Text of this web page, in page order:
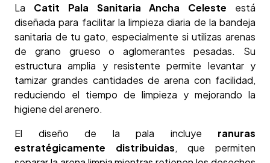
La Catit Pala Sanitaria Ancha Celeste está
diseñada para facilitar la limpieza diaria de la bandeja
sanitaria de tu gato, especialmente si utilizas arenas
de grano grueso o aglomerantes pesadas. Su
estructura amplia y resistente permite levantar y
tamizar grandes cantidades de arena con facilidad,
reduciendo el tiempo de limpieza y mejorando la
higiene del arenero.
El diseño de la pala incluye ranuras
estratégicamente distribuidas, que permiten